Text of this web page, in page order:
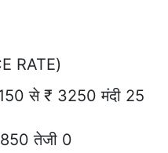
RATE)
से ₹ 3250 मंदी 25
तेजी 0